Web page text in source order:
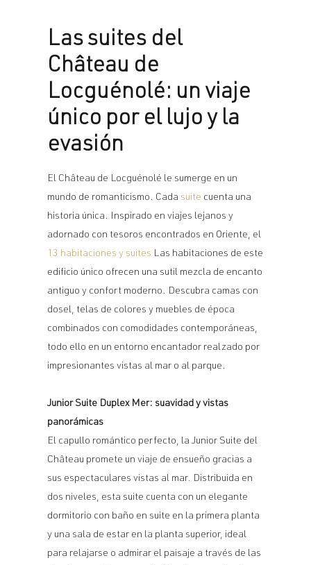
Las suites del
Château de
Locguénolé: un viaje
único por el lujo y la
evasión
El Château de Locguénolé le sumerge en un
mundo de romanticismo. Cada suite cuenta una
historia única. Inspirado en viajes lejanos y
adornado con tesoros encontrados en Oriente, el
13 habitaciones y suites Las habitaciones de este
edificio único ofrecen una sutil mezcla de encanto
antiguo y confort moderno. Descubra camas con
dosel, telas de colores y muebles de época
combinados con comodidades contemporáneas,
todo ello en un entorno encantador realzado por
impresionantes vistas al mar o al parque.
Junior Suite Duplex Mer: suavidad y vistas
panorámicas
El capullo romántico perfecto, la Junior Suite del
Château promete un viaje de ensueño gracias a
sus espectaculares vistas al mar. Distribuida en
dos niveles, esta suite cuenta con un elegante
dormitorio con baño en suite en la primera planta
y una sala de estar en la planta superior, ideal
para relajarse o admirar el paisaje a través de las